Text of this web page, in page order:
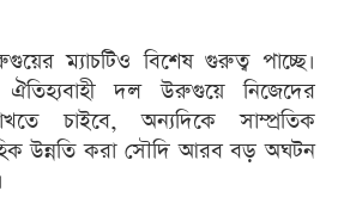
ম্যাচটিও বিশেষ গুরুত্ব পাচ্ছে।
ঐতিহ্যবাহী দল উরুগুয়ে নিজেদের
চাইবে, অন্যদিকে সাম্প্রতিক
উন্নতি করা সৌদি আরব বড় অঘটন